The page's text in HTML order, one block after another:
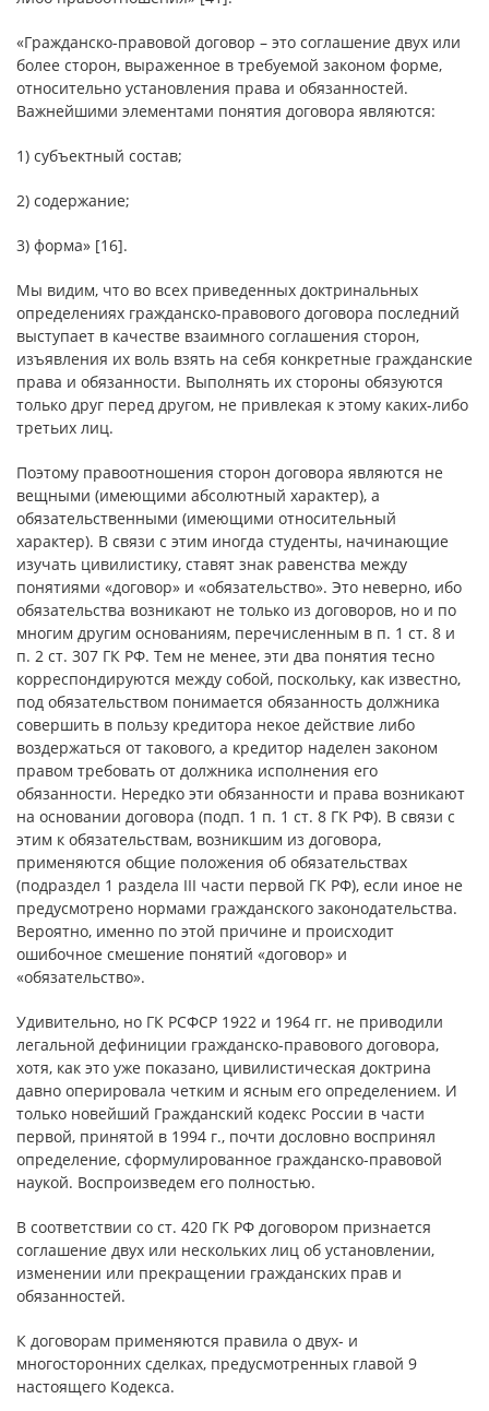
«Гражданско-правовой договор – это соглашение двух или
более сторон, выраженное в требуемой законом форме,
относительно установления права и обязанностей.
Важнейшими элементами понятия договора являются:
1) субъектный состав;
2) содержание;
3) форма» [16].
Мы видим, что во всех приведенных доктринальных
определениях гражданско-правового договора последний
выступает в качестве взаимного соглашения сторон,
изъявления их воль взять на себя конкретные гражданские
права и обязанности. Выполнять их стороны обязуются
только друг перед другом, не привлекая к этому каких-либо
третьих лиц.
Поэтому правоотношения сторон договора являются не
вещными (имеющими абсолютный характер), а
обязательственными (имеющими относительный
характер). В связи с этим иногда студенты, начинающие
изучать цивилистику, ставят знак равенства между
понятиями «договор» и «обязательство». Это неверно, ибо
обязательства возникают не только из договоров, но и по
многим другим основаниям, перечисленным в п. 1 ст. 8 и
п. 2 ст. 307 ГК РФ. Тем не менее, эти два понятия тесно
корреспондируются между собой, поскольку, как известно,
под обязательством понимается обязанность должника
совершить в пользу кредитора некое действие либо
воздержаться от такового, а кредитор наделен законом
правом требовать от должника исполнения его
обязанности. Нередко эти обязанности и права возникают
на основании договора (подп. 1 п. 1 ст. 8 ГК РФ). В связи с
этим к обязательствам, возникшим из договора,
применяются общие положения об обязательствах
(подраздел 1 раздела III части первой ГК РФ), если иное не
предусмотрено нормами гражданского законодательства.
Вероятно, именно по этой причине и происходит
ошибочное смешение понятий «договор» и
«обязательство».
Удивительно, но ГК РСФСР 1922 и 1964 гг. не приводили
легальной дефиниции гражданско-правового договора,
хотя, как это уже показано, цивилистическая доктрина
давно оперировала четким и ясным его определением. И
только новейший Гражданский кодекс России в части
первой, принятой в 1994 г., почти дословно воспринял
определение, сформулированное гражданско-правовой
наукой. Воспроизведем его полностью.
В соответствии со ст. 420 ГК РФ договором признается
соглашение двух или нескольких лиц об установлении,
изменении или прекращении гражданских прав и
обязанностей.
К договорам применяются правила о двух- и
многосторонних сделках, предусмотренных главой 9
настоящего Кодекса.